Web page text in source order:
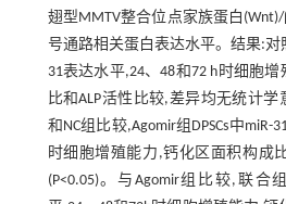
翅型MMTV整合位点家族蛋白
号通路相关蛋白表达水平。结果:对
31表达水平,24、48和72 h时细胞
比和ALP活性比较,差异均无统计学
和NC组比较,Agomir组DPSCs中miR-
时细胞增殖能力,钙化区面积构成
(P<0.05)。与Agomir组比较,联合